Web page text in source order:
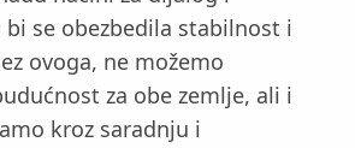
se obezbedila stabilnost i
ovoga, ne možemo
za obe zemlje, ali i
kroz saradnju i